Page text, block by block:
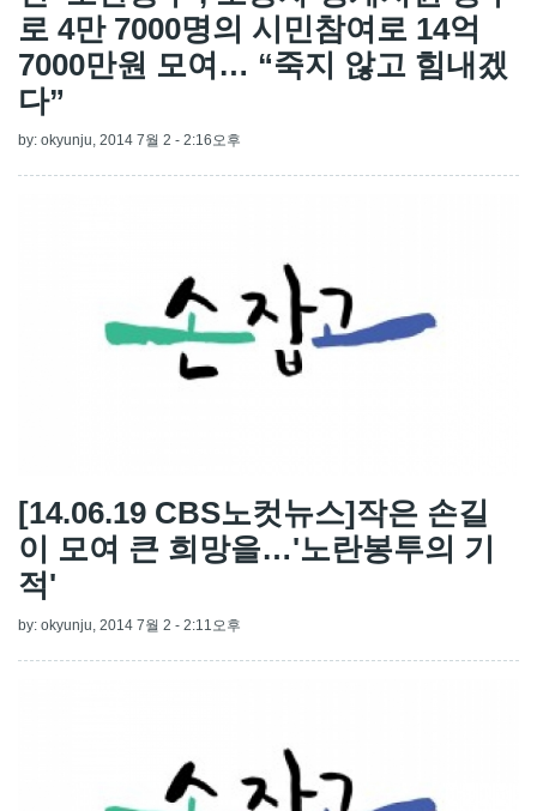
로 4만 7000명의 시민참여로 14억
7000만원 모여… “죽지 않고 힘내겠
다”
by: okyunju, 2014 7월 2 - 2:16오후
[14.06.19 CBS노컷뉴스]작은 손길
이 모여 큰 희망을…'노란봉투의 기
적'
by: okyunju , 2014 7월 2 - 2:11오후